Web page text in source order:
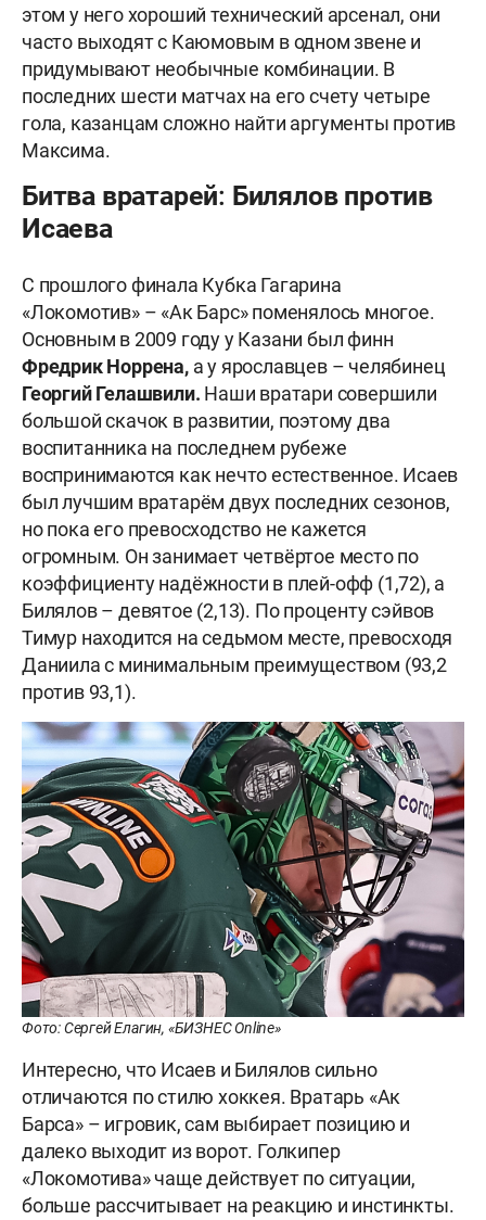
этом у него хороший технический арсенал, они
часто выходят с Каюмовым в одном звене и
придумывают необычные комбинации. В
последних шести матчах на его счету четыре
гола, казанцам сложно найти аргументы против
Максима.
Битва вратарей: Билялов против
Исаева
С прошлого финала Кубка Гагарина
«Локомотив» – «Ак Барс» поменялось многое.
Основным в 2009 году у Казани был финн
Фредрик Норрена, а у ярославцев – челябинец
Георгий Гелашвили. Наши вратари совершили
большой скачок в развитии, поэтому два
воспитанника на последнем рубеже
воспринимаются как нечто естественное. Исаев
был лучшим вратарём двух последних сезонов,
но пока его превосходство не кажется
огромным. Он занимает четвёртое место по
коэффициенту надёжности в плей-офф (1,72), а
Билялов – девятое (2,13). По проценту сэйвов
Тимур находится на седьмом месте, превосходя
Даниила с минимальным преимуществом (93,2
против 93,1).
Фото: Сергей Елагин, «БИЗНЕС Online»
Интересно, что Исаев и Билялов сильно
отличаются по стилю хоккея. Вратарь «Ак
Барса» – игровик, сам выбирает позицию и
далеко выходит из ворот. Голкипер
«Локомотива» чаще действует по ситуации,
больше рассчитывает на реакцию и инстинкты.